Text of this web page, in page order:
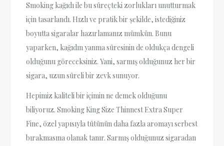
Smoking kağıdı ile bu süreçteki zorlukları unutturmak
için tasarlandı. Hızlı ve pratik bir şekilde, istediğiniz
boyutta sigaralar hazırlamanız mümkün. Bunu
yaparken, kağıdın yanma süresinin de oldukça dengeli
olduğunu göreceksiniz. Yani, sarmış olduğunuz her bir
sigara, uzun süreli bir zevk sunuyor.
Hepimiz kaliteli bir içimin ne demek olduğunu
biliyoruz. Smoking King Size Thinnest Extra Super
Fine, özel yapısıyla tütünün daha fazla aromayı serbest
bırakmasına olanak tanır. Sarmış olduğunuz sigaradan